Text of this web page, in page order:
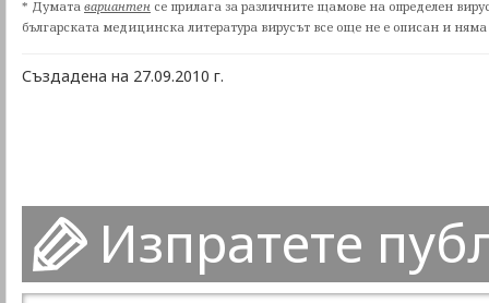
* Думата вариантен се прилага за различните щамове на определен
българската медицинска литература вирусът все още не е описан и
Създадена на 27.09.2010 г.
Изпратете